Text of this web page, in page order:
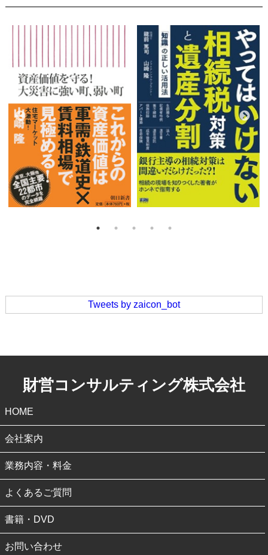
Tweets by zaicon_bot
財営コンサルティング株式会社
HOME
会社案内
業務内容・料金
よくあるご質問
書籍・DVD
お問い合わせ